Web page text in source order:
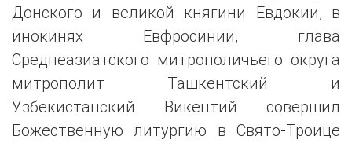
Донского и великой княгини Евдокии, в
инокинях Евфросинии, глава
Среднеазиатского митрополичьего округа
митрополит Ташкентский и
Узбекистанский Викентий совершил
Божественную литургию в Свято-Троице